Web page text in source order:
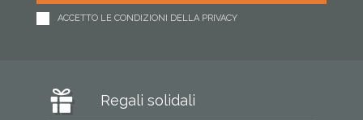
ACCETTO LE CONDIZIONI DELLA PRIVACY
Regali solidali